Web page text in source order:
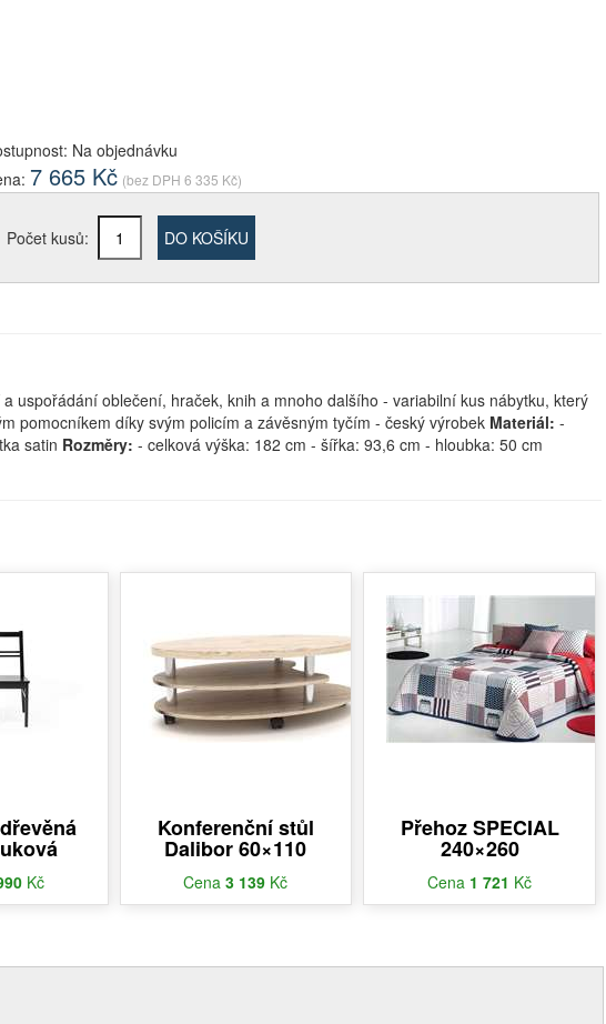
Na objednávku
7 665 Kč (bez DPH6 335 Kč)
Počet kusů: DO KOŠÍKU
oblečení, hraček, knih a mnoho dalšího - variabilní kus nábytku, který
pomocníkem díky svým policím a závěsným tyčím - český výrobek Materiál: -
satin Rozměry: - celková výška: 182 cm - šířka: 93,6 cm - hloubka: 50 cm
Kč
Konferenční stůl
Dalibor 60×110
Cena3 139 Kč
Přehoz SPECIAL
240×260
Cena 1 721 Kč